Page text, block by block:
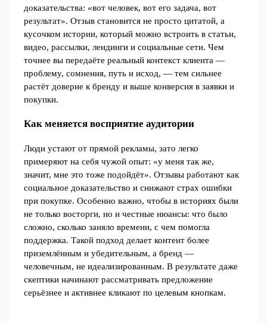
доказательства: «вот человек, вот его задача, вот
результат». Отзыв становится не просто цитатой, а
кусочком истории, который можно встроить в статьи,
видео, рассылки, лендинги и социальные сети. Чем
точнее вы передаёте реальный контекст клиента —
проблему, сомнения, путь и исход, — тем сильнее
растёт доверие к бренду и выше конверсия в заявки и
покупки.
Как меняется восприятие аудитории
Люди устают от прямой рекламы, зато легко
примеряют на себя чужой опыт: «у меня так же,
значит, мне это тоже подойдёт». Отзывы работают как
социальное доказательство и снижают страх ошибки
при покупке. Особенно важно, чтобы в историях были
не только восторги, но и честные нюансы: что было
сложно, сколько заняло времени, с чем помогла
поддержка. Такой подход делает контент более
приземлённым и убедительным, а бренд —
человечным, не идеализированным. В результате даже
скептики начинают рассматривать предложение
серьёзнее и активнее кликают по целевым кнопкам.